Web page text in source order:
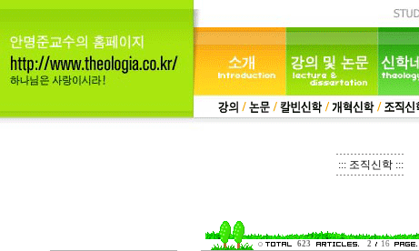
::: 조직신학 :::
623 2 16